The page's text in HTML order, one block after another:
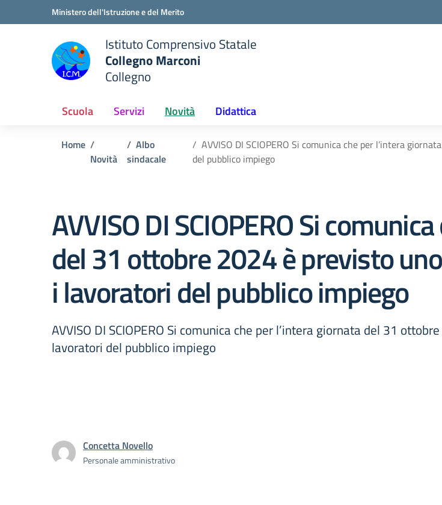
Vai ai contenuti
Vai al menu di navigazioneMinistero dell'Istruzione e del Merito
Istituto Comprensivo Statale
Collegno Marconi
Collegno
Scuola Servizi Novità Didattica
Home
Novità
Albo
sindacale
AVVISO DI SCIOPERO Si comunica che per l’intera
del pubblico impiego
AVVISO DI SCIOPERO Si
del 31 ottobre 2024 è previsto
i lavoratori del pubblico impiego
AVVISO DI SCIOPERO Si comunica che per l’intera giornata del 31
lavoratori del pubblico impiego
Concetta Novello
Personale amministrativo